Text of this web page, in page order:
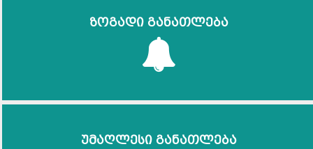
ზოგადი განათლება
უმაღლესი განათლება